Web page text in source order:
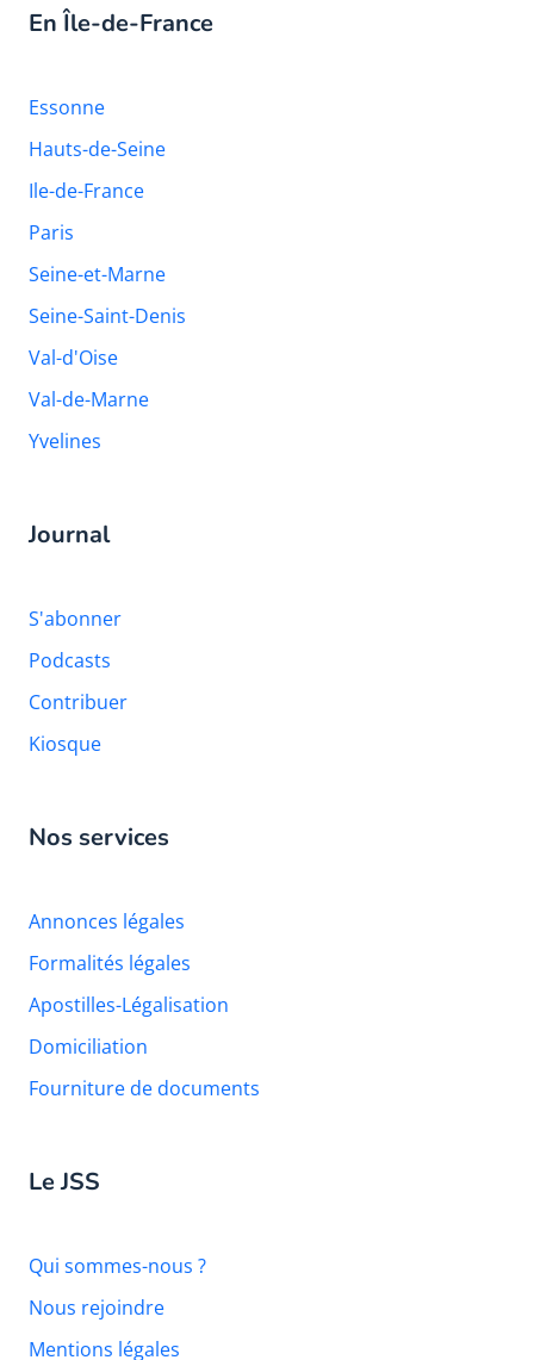
En Île-de-France
Essonne
Hauts-de-Seine
Ile-de-France
Paris
Seine-et-Marne
Seine-Saint-Denis
Val-d'Oise
Val-de-Marne
Yvelines
Journal
S'abonner
Podcasts
Contribuer
Kiosque
Nos services
Annonces légales
Formalités légales
Apostilles-Légalisation
Domiciliation
Fourniture de documents
Le JSS
Qui sommes-nous ?
Nous rejoindre
Mentions légales